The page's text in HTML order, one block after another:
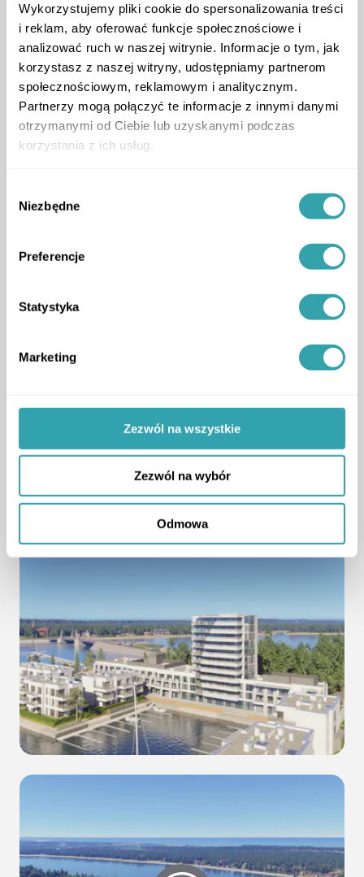
Wykorzystujemy pliki cookie do spersonalizowania treści
i reklam, aby oferować funkcje społecznościowe i
analizować ruch w naszej witrynie. Informacje o tym, jak
korzystasz z naszej witryny, udostępniamy partnerom
społecznościowym, reklamowym i analitycznym.
Partnerzy mogą połączyć te informacje z innymi danymi
otrzymanymi od Ciebie lub uzyskanymi podczas
korzystania z ich usług.
zgody
Niezbędne
Preferencje
Statystyka
Marketing
Zezwól na wszystkie
Zezwól na wybór
Odmowa
Materiały 4K
przygotowane dla
Solmarina
Wysokiej jakości animacje i rendery 3D wykonane
zostały jakododatek do Smart Makiety.
Wykorzystywane są do komunikacji w social